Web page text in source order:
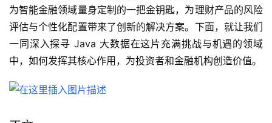
为智能金融领域量身定制的一把金钥匙，为理财产品的风险
评估与个性化配置带来了创新的解决方案。下面，就让我们
一同深入探寻 Java 大数据在这片充满挑战与机遇的领域
中，如何发挥其核心作用，为投资者和金融机构创造价值。